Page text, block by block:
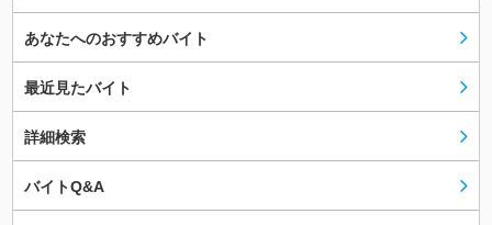
あなたへのおすすめバイト
最近見たバイト
詳細検索
バイトQ&A